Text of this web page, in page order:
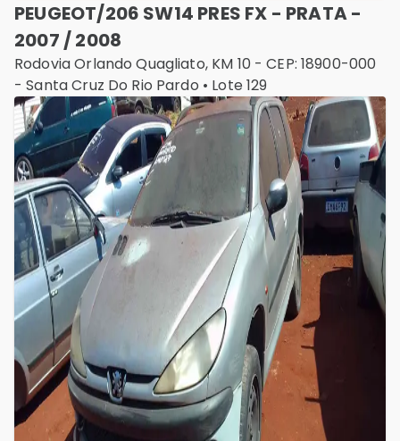
PEUGEOT/206 SW14 PRES FX - PRATA -
2007 / 2008
Rodovia Orlando Quagliato, KM 10 - CEP: 18900-000
- Santa Cruz Do Rio Pardo • Lote129